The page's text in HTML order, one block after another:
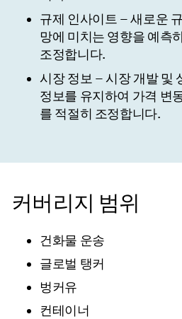
규제 인사이트 – 새로운
망에 미치는 영향을 예측
조정합니다.
시장 정보 – 시장 개발 및
정보를 유지하여 가격 변
를 적절히 조정합니다.
커버리지 범위
건화물 운송
글로벌 탱커
벙커유
컨테이너